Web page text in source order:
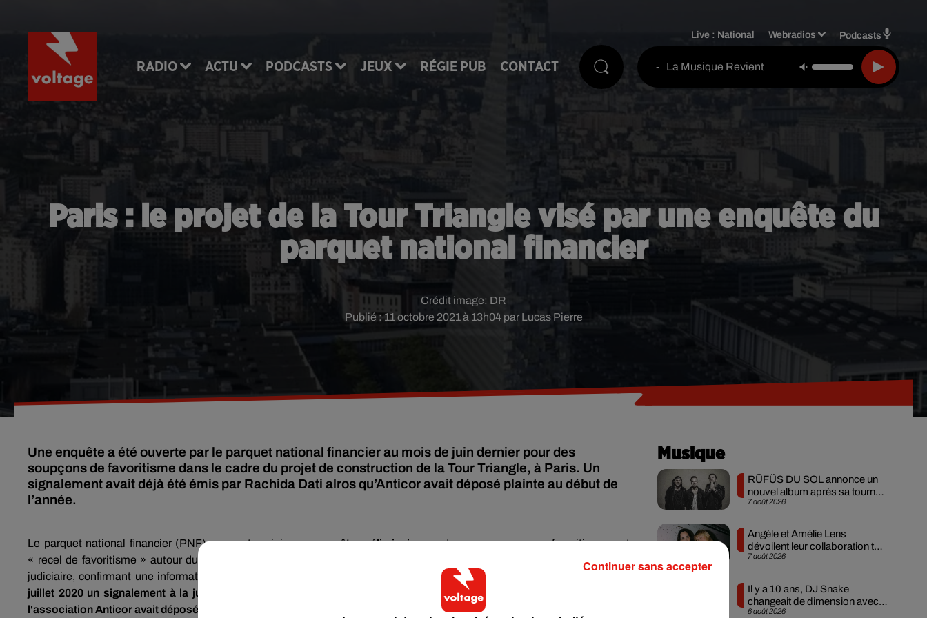
RADIO ACTU PODCASTS JEUX RÉGIE PUB CONTACT
Live : National Webradios Podcasts
- La Musique Revient
Paris : le projet de la Tour Triangle visé par une enquête du
parquet national financier
Publié : 11 octobre 2021 à 13h04 par Lucas Pierre
Crédit image: DR
Une enquête a été ouverte par le parquet national financier au mois de juin dernier pour des
soupçons de favoritisme dans le cadre du projet de construction de la Tour Triangle, à Paris. Un
signalement avait déjà été émis par Rachida Dati alros qu’Anticor avait déposé plainte au début de
l’année.
Le parquet national financier (PNF) a ouvert en juinune enquête préliminairesur des soupçons pour « favoritisme » et
« recel de favoritisme » autour du projet de la Tour Triangle, qui doit être construite à Paris, a indiqué lundi une source
judiciaire, confirmant une information du
. La maire du VIIe arrondissement de Paris,
juillet 2020 un signalement à la justice
sur ce projet, qui suscite depuis des années de vives contestations, tandis que
l'association Anticor avait déposé une plainte avec constitution de partie civile en février 2021.
Musique
7 août 2026
RÜFÜS DU SOL annonce un
nouvel album après sa tournée
mondiale
7 août 2026
Angèle et Amélie Lens
dévoilent leur collaboration tant
attendue
6 août 2026
Il y a 10 ans, DJ Snake
changeait de dimension avec
son premier...
Continuer sans accepter